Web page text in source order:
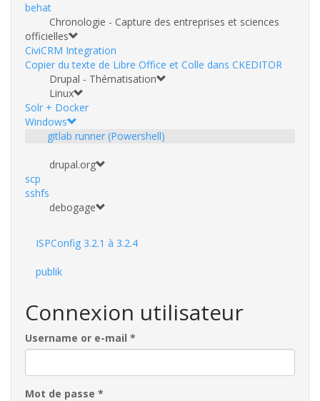
behat
Chronologie - Capture des entreprises et sciences
officielles
CiviCRM Integration
Copier du texte de Libre Office et Colle dans CKEDITOR
Drupal - Thématisation
Linux
Solr + Docker
Windows
gitlab runner (Powershell)
drupal.org
scp
sshfs
debogage
ISPConfig 3.2.1 à 3.2.4
publik
Connexion utilisateur
Username or e-mail *
Mot de passe *